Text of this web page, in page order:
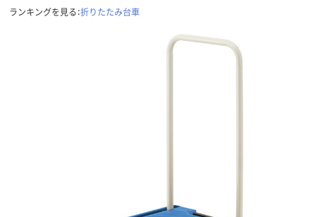
ランキングを見る：折りたたみ台車